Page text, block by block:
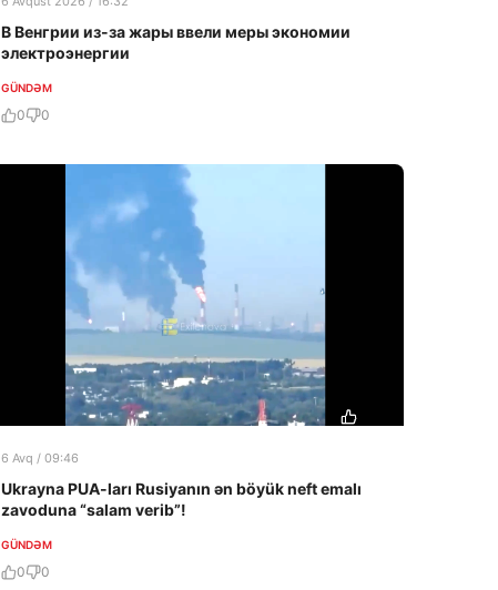
В Венгрии из-за жары ввели меры экономии
электроэнергии
GÜNDƏM
0 0
6 Avq / 09:46
Ukrayna PUA-ları Rusiyanın ən böyük neft emalı
zavoduna “salam verib”!
GÜNDƏM
0 0